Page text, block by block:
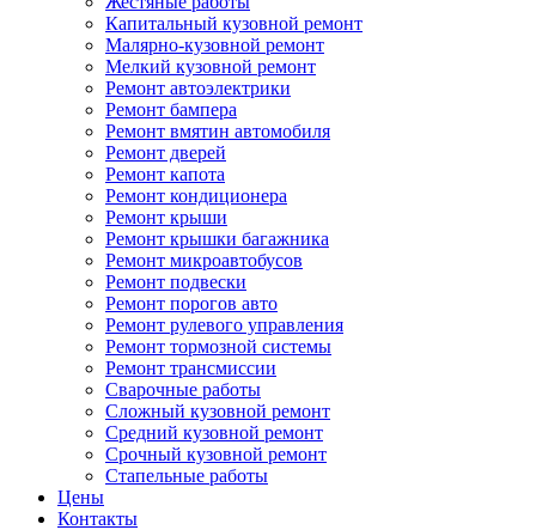
Капитальный кузовной ремонт
Малярно-кузовной ремонт
Мелкий кузовной ремонт
Ремонт автоэлектрики
Ремонт бампера
Ремонт вмятин автомобиля
Ремонт дверей
Ремонт капота
Ремонт кондиционера
Ремонт крыши
Ремонт крышки багажника
Ремонт микроавтобусов
Ремонт подвески
Ремонт порогов авто
Ремонт рулевого управления
Ремонт тормозной системы
Ремонт трансмиссии
Сварочные работы
Сложный кузовной ремонт
Средний кузовной ремонт
Срочный кузовной ремонт
Стапельные работы
Цены
Контакты